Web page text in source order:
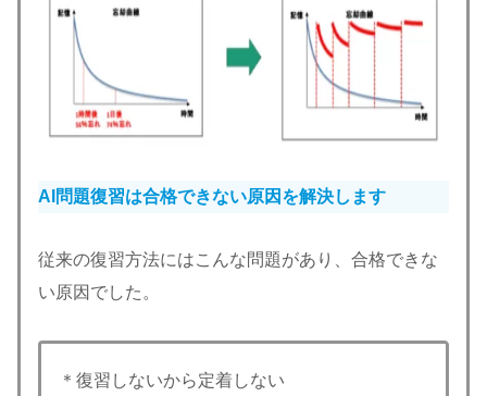
AI問題復習は合格できない原因を解決します
従来の復習方法にはこんな問題があり、合格できな
い原因でした。
＊復習しないから定着しない